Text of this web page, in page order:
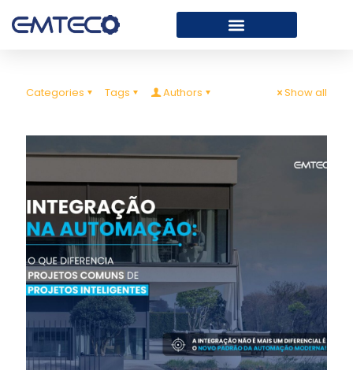
Categories Tags Authors Show all